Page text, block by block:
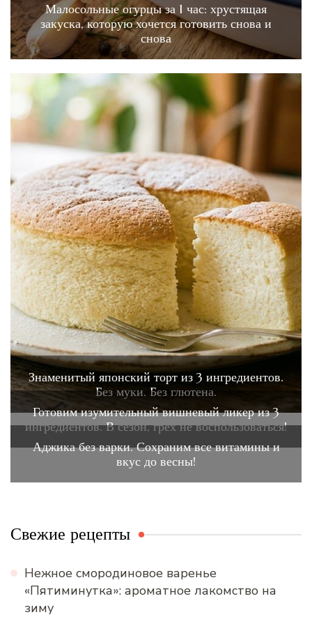
Малосольные огурцы за 1 час: хрустящая
закуска, которую хочется готовить снова и
снова
Знаменитый японский торт из 3 ингредиентов.
Без муки. Без глютена.
Готовим изумительный вишневый ликер из 3
ингредиентов. В сезон, грех не воспользоваться!
Аджика без варки. Сохраним все витамины и
вкус до весны!
Свежие рецепты
Нежное смородиновое варенье
«Пятиминутка»: ароматное лакомство на
зиму